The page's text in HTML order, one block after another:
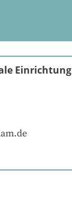
Einrichtung